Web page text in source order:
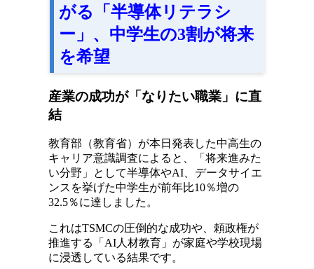
がる「半導体リテラシ
ー」、中学生の3割が将来
を希望
産業の成功が「なりたい職業」に直
結
教育部（教育省）が本日発表した中高生の
キャリア意識調査によると、「将来進みた
い分野」として半導体やAI、データサイエ
ンスを挙げた中学生が前年比10％増の
32.5％に達しました。
これはTSMCの圧倒的な成功や、頼政権が
推進する「AI人材教育」が家庭や学校現場
に浸透している結果です。